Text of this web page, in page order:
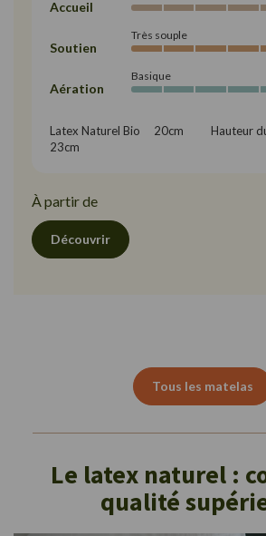
Accueil
Soutien
Très souple
Aération
Basique
Latex Naturel Bio     20cm          Hauteur
23cm
À partir de
Découvrir
Tous les matelas
Le latex naturel :
qualité